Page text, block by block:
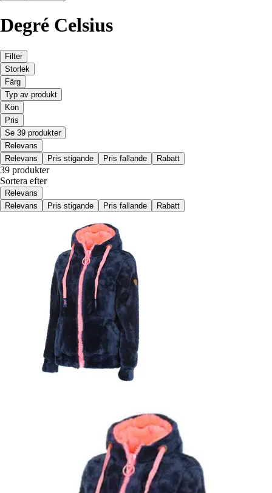
Degré Celsius
Filter
Storlek
Färg
Typ av produkt
Kön
Pris
Se 39 produkter
Relevans
Relevans
Pris stigande Pris fallande Rabatt
39 produkter
Sortera efter
Relevans
Relevans
Pris stigande Pris fallande Rabatt